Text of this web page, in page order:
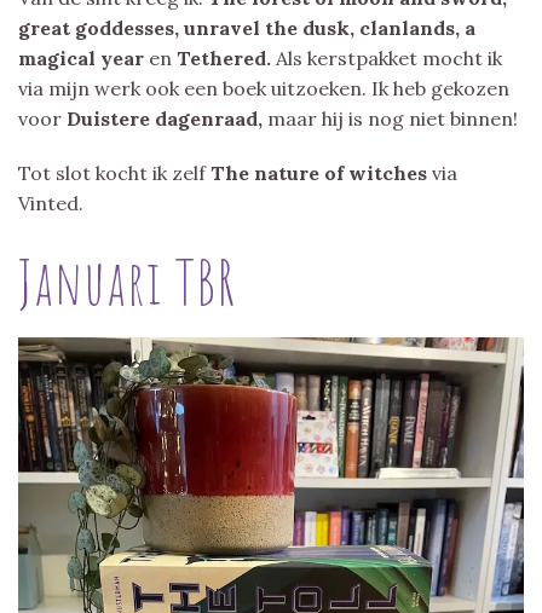
great goddesses, unravel the dusk, clanlands, a
magical year en Tethered. Als kerstpakket mocht ik
via mijn werk ook een boek uitzoeken. Ik heb gekozen
voor Duistere dagenraad, maar hij is nog niet binnen!
Tot slot kocht ik zelf The nature of witches via
Vinted.
Januari TBR